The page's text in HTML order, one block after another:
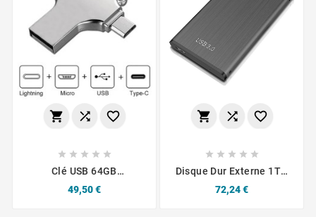
  
    
Clé USB 64GB
Lightning/Type-C/Micro
Prix
49,50 €
  
    
Disque Dur Externe 1TO
Prix
72,24 €